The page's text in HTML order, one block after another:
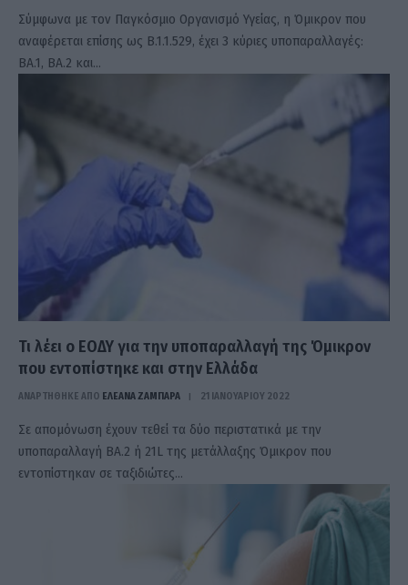
Σύμφωνα με τον Παγκόσμιο Οργανισμό Υγείας, η Όμικρον που
αναφέρεται επίσης ως B.1.1.529, έχει 3 κύριες υποπαραλλαγές:
BA.1, BA.2 και…
Τι λέει ο ΕΟΔΥ για την υποπαραλλαγή της Όμικρον
που εντοπίστηκε και στην Ελλάδα
ΑΝΑΡΤΗΘΗΚΕ ΑΠΟ ΕΛΕΑΝΑ ΖΑΜΠΑΡΑ 21 ΙΑΝΟΥΑΡΊΟΥ 2022
Σε απομόνωση έχουν τεθεί τα δύο περιστατικά με την
υποπαραλλαγή ΒΑ.2 ή 21L της μετάλλαξης Όμικρον που
εντοπίστηκαν σε ταξιδιώτες…